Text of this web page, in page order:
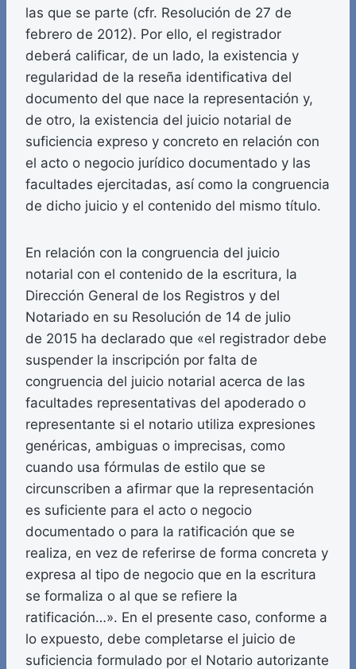
las que se parte (cfr. Resolución de 27 de
febrero de 2012). Por ello, el registrador
deberá calificar, de un lado, la existencia y
regularidad de la reseña identificativa del
documento del que nace la representación y,
de otro, la existencia del juicio notarial de
suficiencia expreso y concreto en relación con
el acto o negocio jurídico documentado y las
facultades ejercitadas, así como la congruencia
de dicho juicio y el contenido del mismo título.
En relación con la congruencia del juicio
notarial con el contenido de la escritura, la
Dirección General de los Registros y del
Notariado en su Resolución de 14 de julio
de 2015 ha declarado que «el registrador debe
suspender la inscripción por falta de
congruencia del juicio notarial acerca de las
facultades representativas del apoderado o
representante si el notario utiliza expresiones
genéricas, ambiguas o imprecisas, como
cuando usa fórmulas de estilo que se
circunscriben a afirmar que la representación
es suficiente para el acto o negocio
documentado o para la ratificación que se
realiza, en vez de referirse de forma concreta y
expresa al tipo de negocio que en la escritura
se formaliza o al que se refiere la
ratificación…». En el presente caso, conforme a
lo expuesto, debe completarse el juicio de
suficiencia formulado por el Notario autorizante